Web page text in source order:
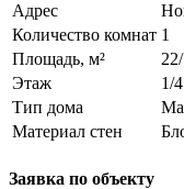
Адрес
Количество комнат 1
Площадь, м²
Этаж
1/4
Тип дома
Материал стен
Заявка по объекту